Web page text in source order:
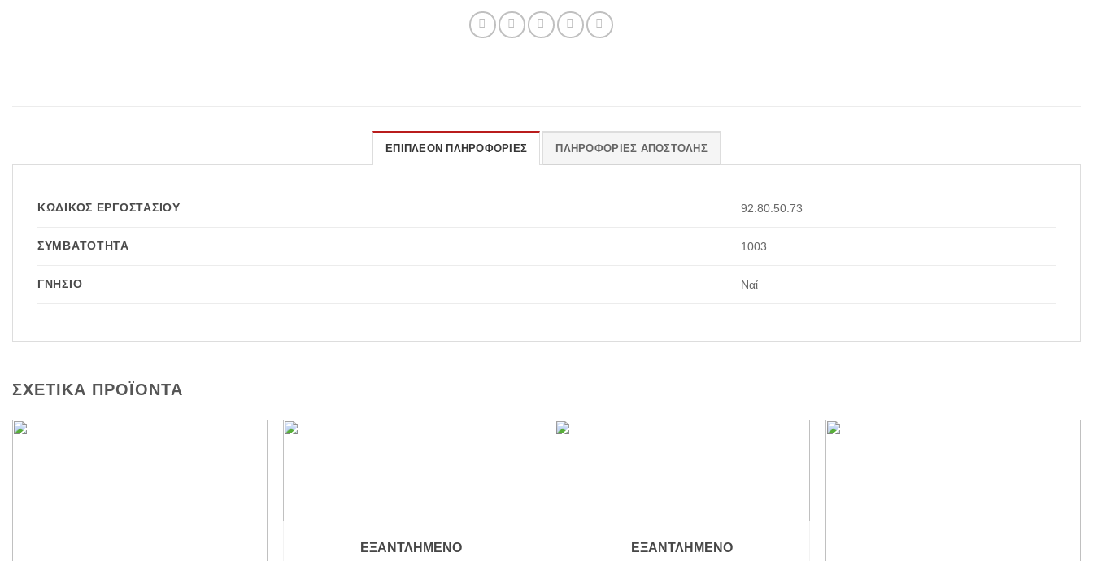
ΕΠΙΠΛΈΟΝ ΠΛΗΡΟΦΟΡΊΕΣ ΠΛΗΡΟΦΟΡΊΕΣ ΑΠΟΣΤΟΛΉΣ
ΚΩΔΙΚΌΣ ΕΡΓΟΣΤΑΣΊΟΥ 92.80.50.73
ΣΥΜΒΑΤΌΤΗΤΑ 1003
ΓΝΉΣΙΟ Ναί
ΣΧΕΤΙΚΆ ΠΡΟΪΌΝΤΑ
ΕΞΑΝΤΛΗΜΈΝΟ ΕΞΑΝΤΛΗΜΈΝΟ